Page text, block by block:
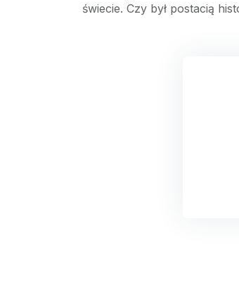
świecie. Czy był postacią